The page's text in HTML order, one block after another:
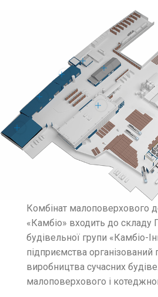
Комбінат малоповерхового
«Камбіо» входить до
будівельної групи «Камбіо-
підприємства
виробництва сучасних
малоповерхового і